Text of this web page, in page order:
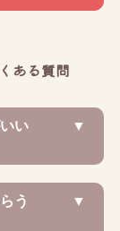
ある質問
い
う